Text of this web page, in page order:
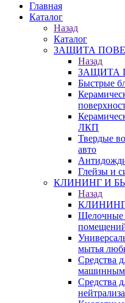
Главная
Каталог
Назад
Каталог
ЗАЩИТА
Назад
ЗАЩИТА
Быстрые
ЛКП
Твердые
авто
Глейзы и
КЛИНИНГ И
Назад
Щелочные
мытья
Средства
машинным
Средства